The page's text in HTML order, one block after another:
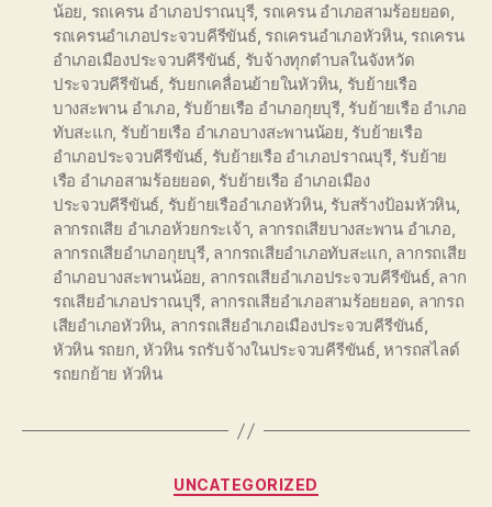
น้อย, รถเครน อำเภอปราณบุรี, รถเครน อำเภอสามร้อยยอด,
รถเครนอำเภอประจวบคีรีขันธ์, รถเครนอำเภอหัวหิน, รถเครน
อำเภอเมืองประจวบคีรีขันธ์, รับจ้างทุกตำบลในจังหวัด
ประจวบคีรีขันธ์, รับยกเคลื่อนย้ายในหัวหิน, รับย้ายเรือ
บางสะพาน อำเภอ, รับย้ายเรือ อำเภอกุยบุรี, รับย้ายเรือ อำเภอ
ทับสะแก, รับย้ายเรือ อำเภอบางสะพานน้อย, รับย้ายเรือ
อำเภอประจวบคีรีขันธ์, รับย้ายเรือ อำเภอปราณบุรี, รับย้าย
เรือ อำเภอสามร้อยยอด, รับย้ายเรือ อำเภอเมือง
ประจวบคีรีขันธ์, รับย้ายเรืออำเภอหัวหิน, รับสร้างป้อมหัวหิน,
ลากรถเสีย อำเภอห้วยกระเจ้า, ลากรถเสียบางสะพาน อำเภอ,
ลากรถเสียอำเภอกุยบุรี, ลากรถเสียอำเภอทับสะแก, ลากรถเสีย
อำเภอบางสะพานน้อย, ลากรถเสียอำเภอประจวบคีรีขันธ์, ลาก
รถเสียอำเภอปราณบุรี, ลากรถเสียอำเภอสามร้อยยอด, ลากรถ
เสียอำเภอหัวหิน, ลากรถเสียอำเภอเมืองประจวบคีรีขันธ์,
หัวหิน รถยก,หัวหิน รถรับจ้างในประจวบคีรีขันธ์,หารถสไลด์
รถยกย้าย หัวหิน
Categories
UNCATEGORIZED